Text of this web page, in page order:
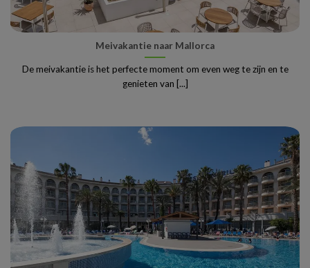
Meivakantie naar Mallorca
De meivakantie is het perfecte moment om even weg te zijn en te
genieten van [...]